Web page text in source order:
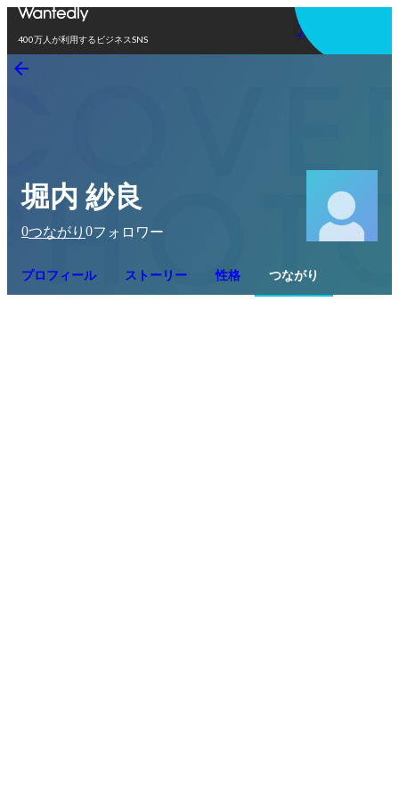
400万人が利用するビジネスSNS
アプリを使う
堀内 紗良
0つながり 0フォロワー
プロフィール ストーリー 性格 つながり